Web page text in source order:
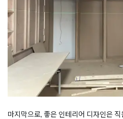
마지막으로, 좋은 인테리어 디자인은